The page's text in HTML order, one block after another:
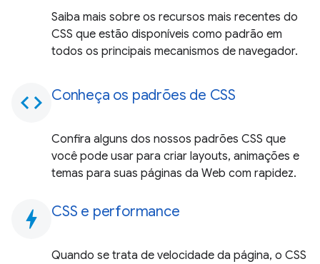
Saiba mais sobre os recursos mais recentes do
CSS que estão disponíveis como padrão em
todos os principais mecanismos de navegador.
code Conheça os padrões de CSS
Confira alguns dos nossos padrões CSS que
você pode usar para criar layouts, animações e
temas para suas páginas da Web com rapidez.
bolt CSS e performance
Quando se trata de velocidade da página, o CSS